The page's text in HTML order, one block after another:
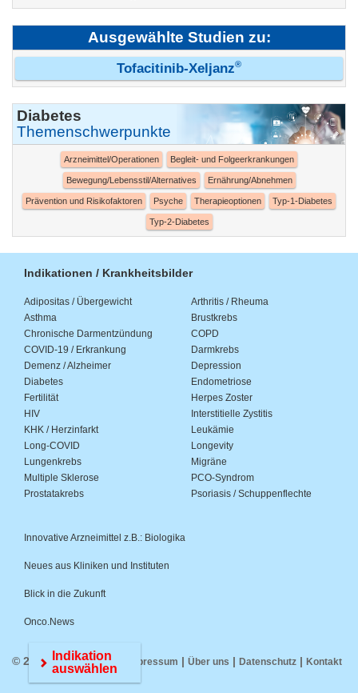
Ausgewählte Studien zu:
Tofacitinib-Xeljanz®
Diabetes
Themenschwerpunkte
Arzneimittel/Operationen Begleit- und Folgeerkrankungen
Bewegung/Lebensstil/Alternatives Ernährung/Abnehmen
Prävention und Risikofaktoren Psyche Therapieoptionen Typ-1-Diabetes
Typ-2-Diabetes
Indikationen / Krankheitsbilder
Adipositas / Übergewicht
Arthritis / Rheuma
Asthma
Brustkrebs
Chronische Darmentzündung
COPD
COVID-19 / Erkrankung
Darmkrebs
Demenz / Alzheimer
Depression
Diabetes
Endometriose
Fertilität
Herpes Zoster
HIV
Interstitielle Zystitis
KHK / Herzinfarkt
Leukämie
Long-COVID
Longevity
Lungenkrebs
Migräne
Multiple Sklerose
PCO-Syndrom
Prostatakrebs
Psoriasis / Schuppenflechte
Innovative Arzneimittel z.B.: Biologika
Neues aus Kliniken und Instituten
Blick in die Zukunft
Onco.News
© 2026 Medwiss.de | Impressum | Über uns | Datenschutz | Kontakt
Indikation
auswählen